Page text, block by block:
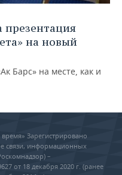
презентация
на новый
Барс» на месте, как и
Зарегистрировано
связи, информационных
–
от 18 декабря 2020 г. (ранее